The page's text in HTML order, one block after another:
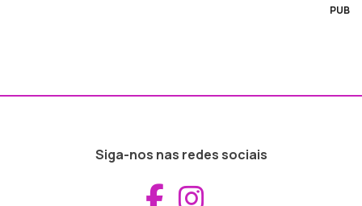
PUB
Siga-nos nas redes sociais
Aceder ao